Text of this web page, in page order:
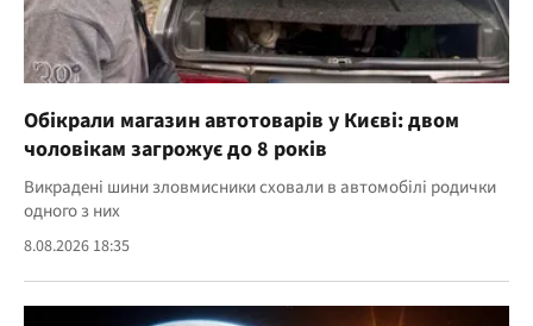
Обікрали магазин автотоварів у Києві: двом
чоловікам загрожує до 8 років
Викрадені шини зловмисники сховали в автомобілі родички
одного з них
8.08.2026 18:35